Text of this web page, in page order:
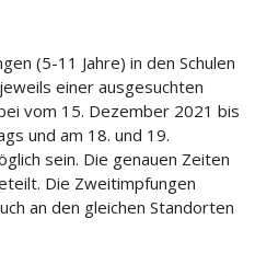
(5-11 Jahre) in den Schulen
einer ausgesuchten
vom 15. Dezember 2021 bis
und am 18. und 19.
sein. Die genauen Zeiten
Die Zweitimpfungen
an den gleichen Standorten